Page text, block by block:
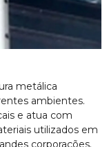
metálica
ambientes.
e atua com
utilizados em
corporações.